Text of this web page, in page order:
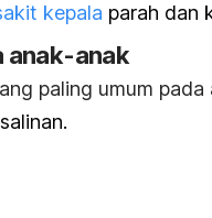
kepala parah dan
anak-anak
paling umum pada